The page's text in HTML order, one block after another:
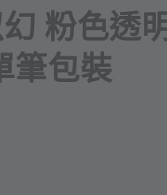
粉色透
筆包裝